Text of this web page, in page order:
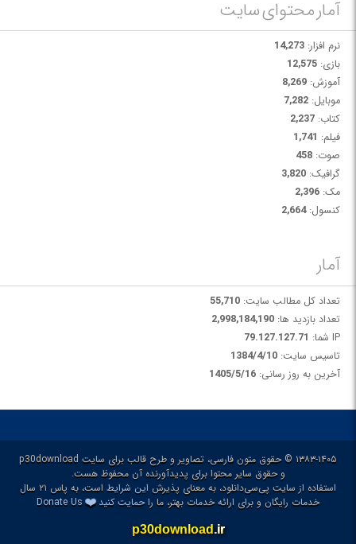
آمار محتوای سایت
نرم افزار: 14,273
بازی: 12,575
آموزش: 8,269
موبایل: 7,282
کتاب: 2,237
فیلم: 1,741
صوت: 458
گرافیک: 3,820
مک: 2,396
کنسول:2,664
آمار
تعداد کل مطالب سایت: 55,710
تعداد بازدید ها: 2,998,184,190
IP شما:
79.127.127.71
تاسیس سایت: 1384/4/10
آخرین به روز رسانی: 1405/5/16
۱۳۸۳-۱۴۰۵ © حقوق متون فارسی، تصاویر و طرح قالب برای سایت p30download
و حقوق سایر محتوا برای پدیدآورنده آن محفوظ هست.
استفاده از سایت پی‌سی‌دانلود، به معنای پذیرش این شرایط
است، به پاس ۲۱ سال
خدمات رایگان و برای ارائه خدمات بهتر، ما راحمایت کنید❤️
Donate Us
p30download